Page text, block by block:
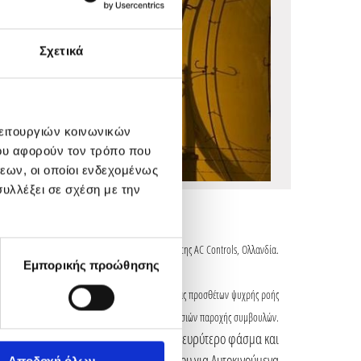
Σχετικά
κοινωνικών
αφορούν τον τρόπο που
οι οποίοι ενδεχομένως
σε σχέση με την
Εμπορικής προώθησης
να περιλαμβάνει τον τομέα χρωματογραφίας της AC Controls, Ολλανδία.
συμμετέχοντας ενεργά στον τομέα προμήθειας προσθέτων ψυχρής ροής
και στον τομέα των σχετικών υπηρεσιών παροχής συμβουλών.
όχι μόνο την ψυχρή ροή, αλλά και ένα ευρύτερο φάσμα και